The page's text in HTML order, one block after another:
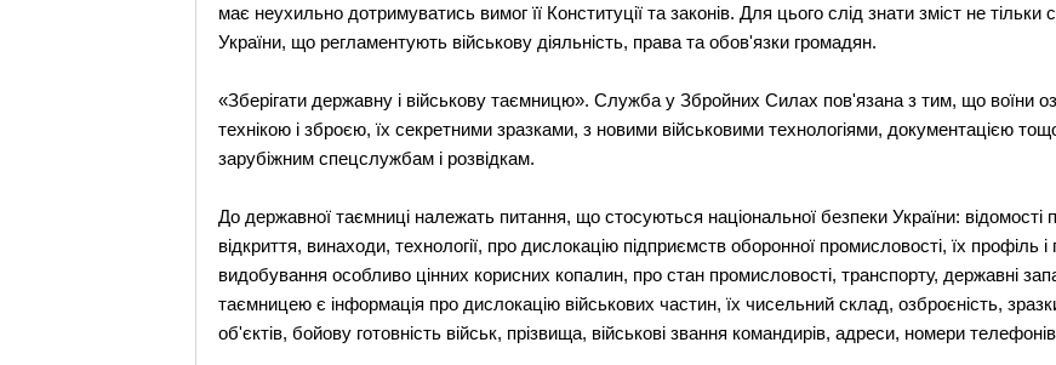
має неухильно дотримуватись вимог її Конституції та законів. Для цього слід знати зміст не
України, що регламентують військову діяльність, права та обов'язки громадян.
«Зберігати державну і військову таємницю». Служба у Збройних Силах пов'язана з тим, що воїни
технікою і зброєю, їх секретними зразками, з новими військовими технологіями, документацією
зарубіжним спецслужбам і розвідкам.
До державної таємниці належать питання, що стосуються національної безпеки України: відомості
відкриття, винаходи, технології, про дислокацію підприємств оборонної промисловості, їх профіль
видобування особливо цінних корисних копалин, про стан промисловості, транспорту, державні
таємницею є інформація про дислокацію військових частин, їх чисельний склад, озброєність,
об'єктів, бойову готовність військ, прізвища, військові звання командирів, адреси, номери